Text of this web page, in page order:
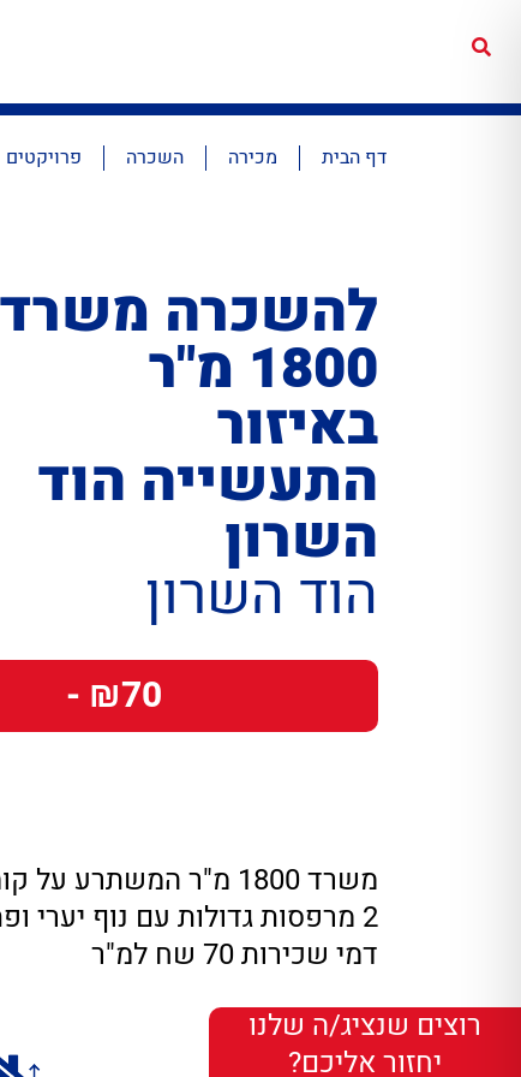
דף הבית מכירה השכרה פרויקטים
להשכרה משרד
1800 מ"ר
באיזור
התעשייה הוד
השרון
הוד השרון
₪70 -
משרד 1800 מ"ר המשתרע על קומה שלמה
2 מרפסות גדולות עם נוף יערי ופתוח
דמי שכירות 70 שח למ"ר
רוצים שנציג/ה שלנו
יחזור אליכם?